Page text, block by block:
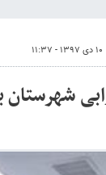
۱۰ دی ۱۳۹۷ - ۱۱:۳۷
بیمارستان ۳۲